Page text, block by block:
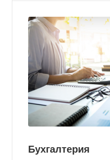
Бухгалтерия